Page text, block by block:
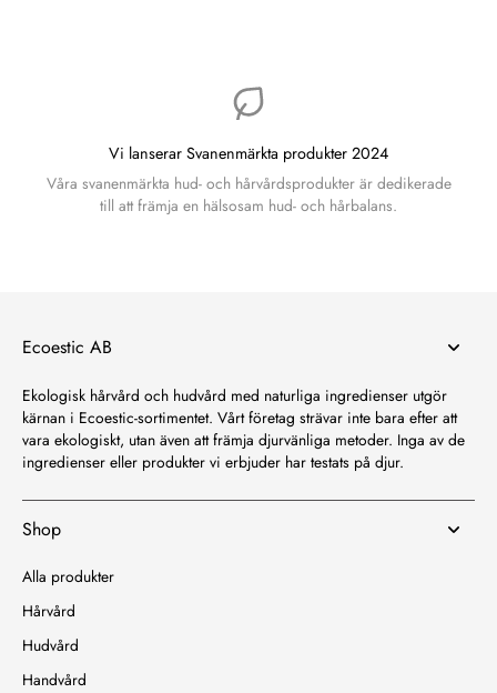
Vi lanserar Svanenmärkta produkter 2024
Våra svanenmärkta hud- och hårvårdsprodukter är dedikerade
till att främja en hälsosam hud- och hårbalans.
Ecoestic AB
Ekologisk hårvård och hudvård med naturliga ingredienser utgör
kärnan i Ecoestic-sortimentet. Vårt företag strävar inte bara efter att
vara ekologiskt, utan även att främja djurvänliga metoder. Inga av de
ingredienser eller produkter vi erbjuder har testats på djur.
Shop
Alla produkter
Hårvård
Hudvård
Handvård